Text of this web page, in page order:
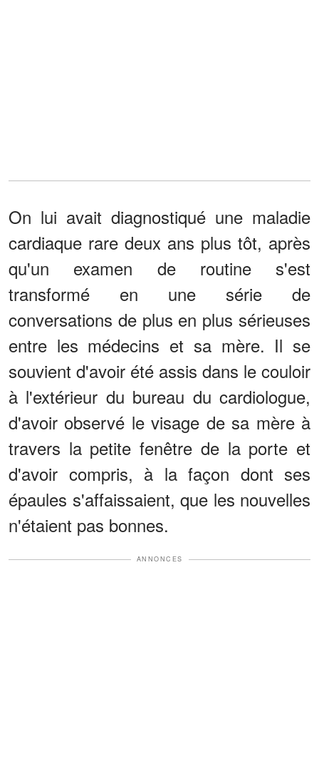
On lui avait diagnostiqué une maladie
cardiaque rare deux ans plus tôt, après
qu'un examen de routine s'est
transformé en une série de
conversations de plus en plus sérieuses
entre les médecins et sa mère. Il se
souvient d'avoir été assis dans le couloir
à l'extérieur du bureau du cardiologue,
d'avoir observé le visage de sa mère à
travers la petite fenêtre de la porte et
d'avoir compris, à la façon dont ses
épaules s'affaissaient, que les nouvelles
n'étaient pas bonnes.
ANNONCES